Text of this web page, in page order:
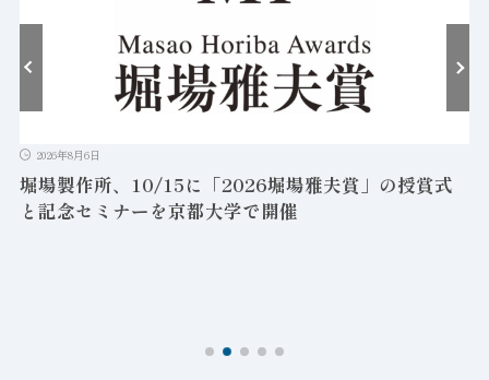
2026年8月6日
堀場製作所、10/15に「2026堀場雅夫賞」の授賞式
と記念セミナーを京都大学で開催